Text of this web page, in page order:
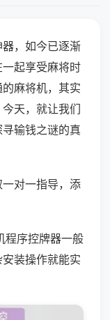
，如今已逐渐
起享受麻将时
麻将机，其实
天，就让我们
输钱之谜的真
对一指导，添
程序控牌器一般
装操作就能实